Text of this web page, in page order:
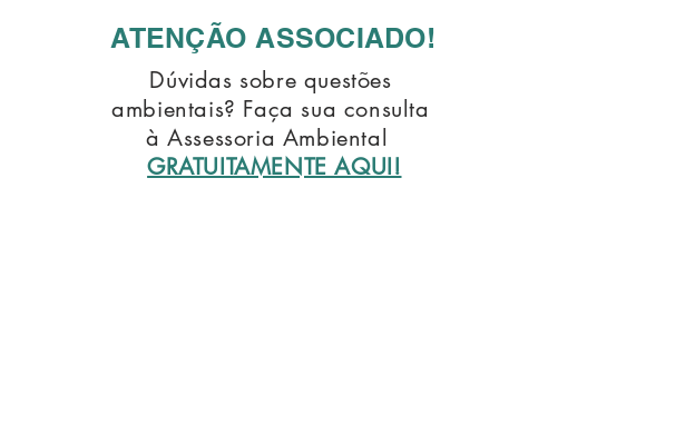
ATENÇÃO ASSOCIADO!
Dúvidas sobre questões
ambientais? Faça sua consulta
à Assessoria Ambiental
GRATUITAMENTE AQUI!